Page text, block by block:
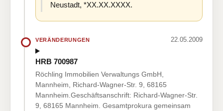
Neustadt, *XX.XX.XXXX.
VERÄNDERUNGEN 22.05.2009
HRB 700987
Röchling Immobilien Verwaltungs GmbH,
Mannheim, Richard-Wagner-Str. 9, 68165
Mannheim.Geschäftsanschrift: Richard-Wagner-Str.
9, 68165 Mannheim. Gesamtprokura gemeinsam